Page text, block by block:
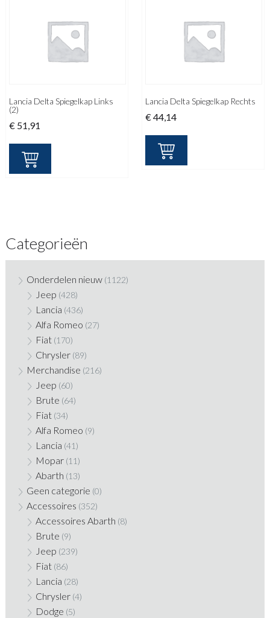
Lancia Delta Spiegelkap Links
(2)
€ 51,91
Lancia Delta Spiegelkap Rechts
€44,14
Categorieën
Onderdelen nieuw (1122)
Jeep (428)
Lancia (436)
Alfa Romeo (27)
Fiat (170)
Chrysler (89)
Merchandise (216)
Jeep (60)
Brute (64)
Fiat (34)
Alfa Romeo (9)
Lancia (41)
Mopar (11)
Abarth (13)
Geen categorie (0)
Accessoires (352)
Accessoires Abarth (8)
Brute (9)
Jeep (239)
Fiat (86)
Lancia (28)
Chrysler (4)
Dodge (5)